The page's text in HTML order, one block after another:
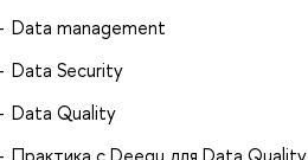
Data management
Data Security
Data Quality